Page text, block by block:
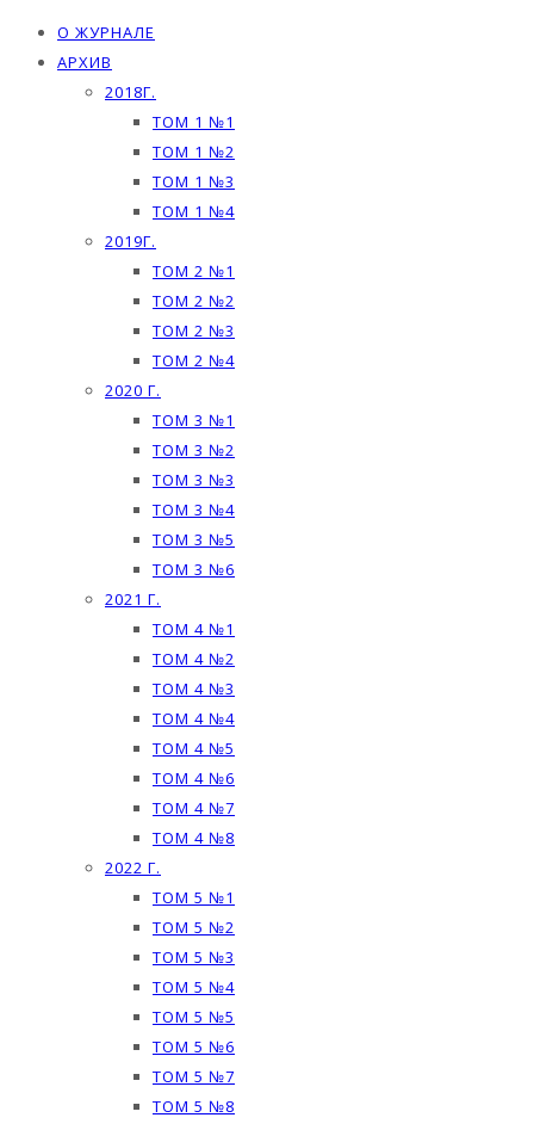
О ЖУРНАЛЕ
АРХИВ
2018Г.
ТОМ 1 №1
ТОМ 1 №2
ТОМ 1 №3
ТОМ 1 №4
2019Г.
ТОМ 2 №1
ТОМ 2 №2
ТОМ 2 №3
ТОМ 2 №4
2020 Г.
ТОМ 3 №1
ТОМ 3 №2
ТОМ 3 №3
ТОМ 3 №4
ТОМ 3 №5
ТОМ 3 №6
2021 Г.
ТОМ 4 №1
ТОМ 4 №2
ТОМ 4 №3
ТОМ 4 №4
ТОМ 4 №5
ТОМ 4 №6
ТОМ 4 №7
ТОМ 4 №8
2022 Г.
ТОМ 5 №1
ТОМ 5 №2
ТОМ 5 №3
ТОМ 5 №4
ТОМ 5 №5
ТОМ 5 №6
ТОМ 5 №7
ТОМ 5 №8